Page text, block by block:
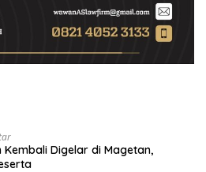
Kembali Digelar di Magetan,